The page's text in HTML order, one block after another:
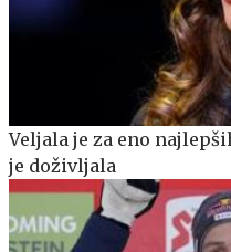
Veljala je za eno
je doživljala